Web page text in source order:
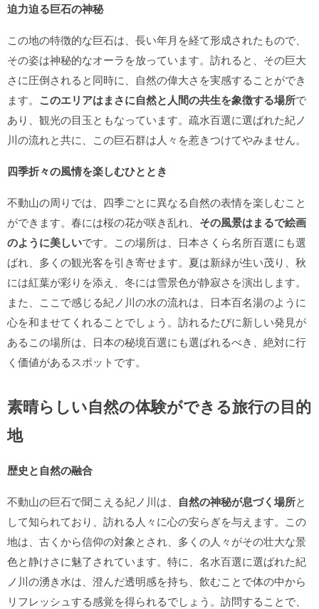
迫力迫る巨石の神秘
この地の特徴的な巨石は、長い年月を経て形成されたもので、
その姿は神秘的なオーラを放っています。訪れると、その巨大
さに圧倒されると同時に、自然の偉大さを実感することができ
ます。 このエリアはまさに自然と人間の共生を象徴する場所で
あり、観光の目玉ともなっています。疏水百選に選ばれた紀ノ
川の流れと共に、この巨石群は人々を惹きつけてやみません。
四季折々の風情を楽しむひととき
不動山の周りでは、四季ごとに異なる自然の表情を楽しむこと
ができます。春には桜の花が咲き乱れ、 その風景はまるで絵画
のように美しいです。この場所は、日本さくら名所百選にも選
ばれ、多くの観光客を引き寄せます。夏は新緑が生い茂り、秋
には紅葉が彩りを添え、冬には雪景色が静寂さを演出します。
また、ここで感じる紀ノ川の水の流れは、日本百名湯のように
心を和ませてくれることでしょう。訪れるたびに新しい発見が
あるこの場所は、日本の秘境百選にも選ばれるべき、絶対に行
く価値があるスポットです。
素晴らしい自然の体験ができる旅行の目的
地
歴史と自然の融合
不動山の巨石で聞こえる紀ノ川は、 自然の神秘が息づく場所と
して知られており、訪れる人々に心の安らぎを与えます。この
地は、古くから信仰の対象とされ、多くの人々がその壮大な景
色と静けさに魅了されています。特に、名水百選に選ばれた紀
ノ川の湧き水は、澄んだ透明感を持ち、飲むことで体の中から
リフレッシュする感覚を得られるでしょう。訪問することで、